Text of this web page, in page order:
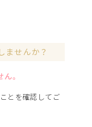
ませんか？
。
とを確認してご